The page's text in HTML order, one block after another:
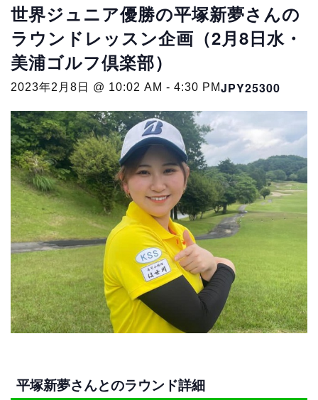
世界ジュニア優勝の平塚新夢さんの
ラウンドレッスン企画（2月8日水・
美浦ゴルフ倶楽部）
2023年2月8日 @ 10:02 AM - 4:30 PMJPY25300
平塚新夢さんとのラウンド詳細